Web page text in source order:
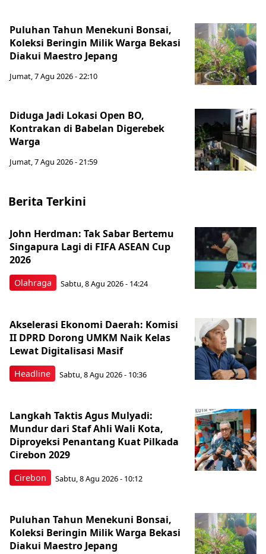
Puluhan Tahun Menekuni Bonsai,
Koleksi Beringin Milik Warga Bekasi
Diakui Maestro Jepang
Jumat, 7 Agu 2026 - 22:10
Diduga Jadi Lokasi Open BO,
Kontrakan di Babelan Digerebek
Warga
Jumat, 7 Agu 2026 - 21:59
Berita Terkini
Olahraga
John Herdman: Tak Sabar Bertemu
Singapura Lagi di FIFA ASEAN Cup
2026
Sabtu, 8 Agu 2026 - 14:24
Headline
Akselerasi Ekonomi Daerah: Komisi
II DPRD Dorong UMKM Naik Kelas
Lewat Digitalisasi Masif
Sabtu, 8 Agu 2026 - 10:36
Cirebon
Langkah Taktis Agus Mulyadi:
Mundur dari Staf Ahli Wali Kota,
Diproyeksi Penantang Kuat Pilkada
Cirebon 2029
Sabtu, 8 Agu 2026 - 10:12
Puluhan Tahun Menekuni Bonsai,
Koleksi Beringin Milik Warga Bekasi
Diakui Maestro Jepang